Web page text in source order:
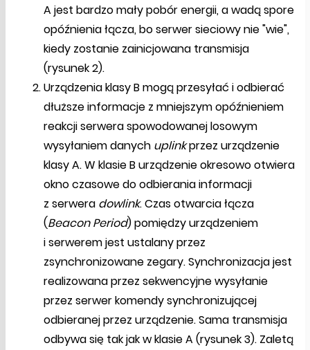
A jest bardzo mały pobór energii, a wadą spore
opóźnienia łącza, bo serwer sieciowy nie "wie",
kiedy zostanie zainicjowana transmisja
(rysunek 2).
Urządzenia klasy B mogą przesyłać i odbierać
dłuższe informacje z mniejszym opóźnieniem
reakcji serwera spowodowanej losowym
wysyłaniem danych uplinkprzez urządzenie
klasy A. W klasie B urządzenie okresowo otwiera
okno czasowe do odbierania informacji
z serwera dowlink. Czas otwarcia łącza
(Beacon Period) pomiędzy urządzeniem
i serwerem jest ustalany przez
zsynchronizowane zegary. Synchronizacja jest
realizowana przez sekwencyjne wysyłanie
przez serwer komendy synchronizującej
odbieranej przez urządzenie. Sama transmisja
odbywa się tak jak w klasie A (rysunek 3). Zaletą